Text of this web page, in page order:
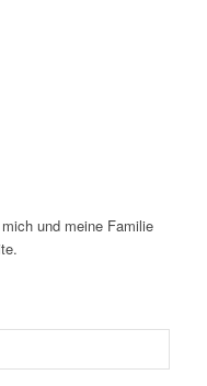
und meine Familie